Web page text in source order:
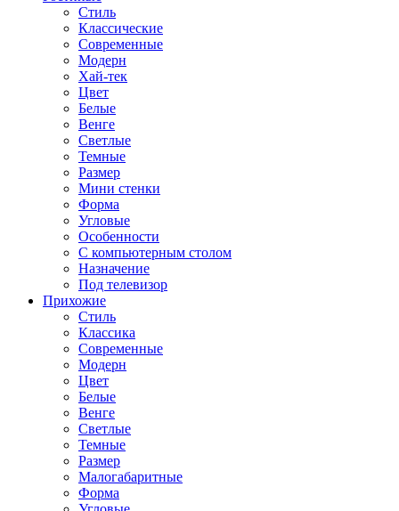
Стиль
Классические
Современные
Модерн
Хай-тек
Цвет
Белые
Венге
Светлые
Темные
Размер
Мини стенки
Форма
Угловые
Особенности
С компьютерным столом
Назначение
Под телевизор
Прихожие
Стиль
Классика
Современные
Модерн
Цвет
Белые
Венге
Светлые
Темные
Размер
Малогабаритные
Форма